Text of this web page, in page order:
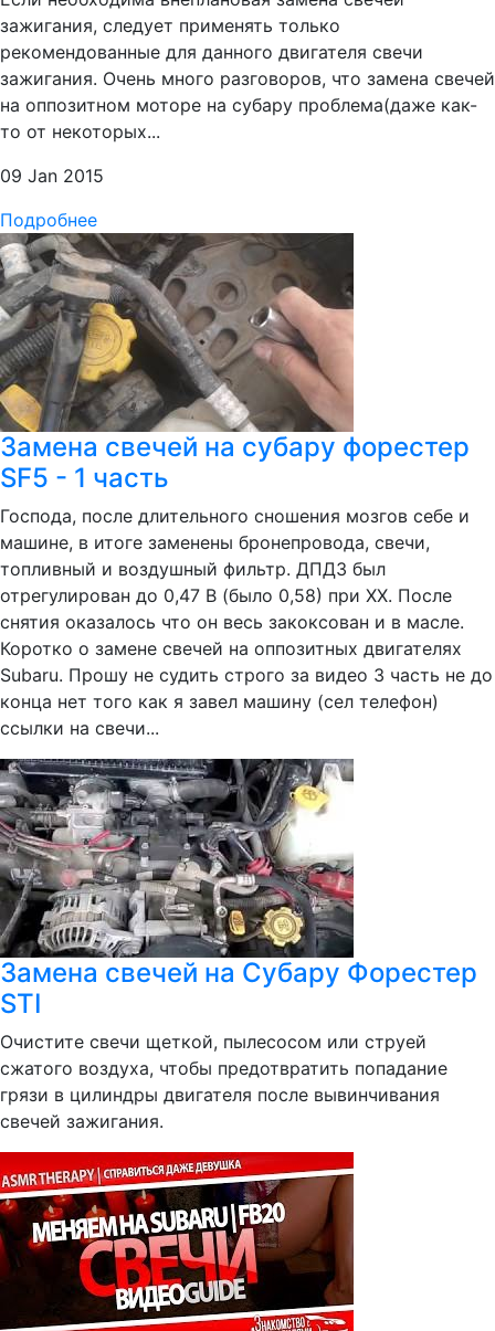
зажигания, следует применять только
рекомендованные для данного двигателя свечи
зажигания. Очень много разговоров, что замена свечей
на оппозитном моторе на субару проблема(даже как-
то от некоторых...
09 Jan 2015
Подробнее
Замена свечей на субару форестер
SF5 - 1 часть
Господа, после длительного сношения мозгов себе и
машине, в итоге заменены бронепровода, свечи,
топливный и воздушный фильтр. ДПДЗ был
отрегулирован до 0,47 В (было 0,58) при ХХ. После
снятия оказалось что он весь закоксован и в масле.
Коротко о замене свечей на оппозитных двигателях
Subaru. Прошу не судить строго за видео 3 часть не до
конца нет того как я завел машину (сел телефон)
ссылки на свечи...
Замена свечей на Субару Форестер
STI
Очистите свечи щеткой, пылесосом или струей
сжатого воздуха, чтобы предотвратить попадание
грязи в цилиндры двигателя после вывинчивания
свечей зажигания.